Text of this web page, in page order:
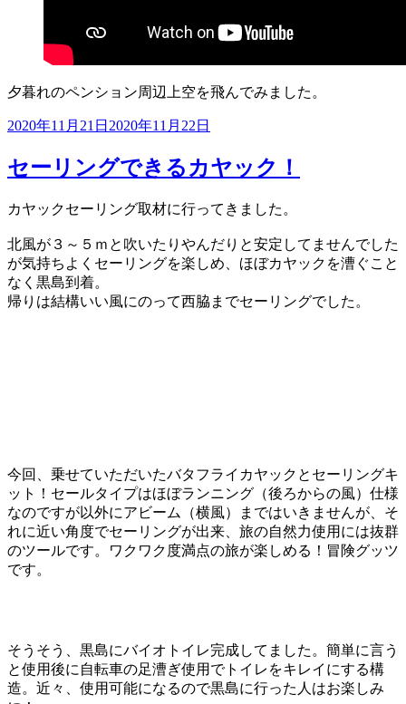
夕暮れのペンション周辺上空を飛んでみました。
投
日:
2020年11月21日 2020年11月22日
セーリングできるカヤック！
カヤックセーリング取材に行ってきました。
北風が３～５ｍと吹いたりやんだりと安定してませんでした
が気持ちよくセーリングを楽しめ、ほぼカヤックを漕ぐこと
なく黒島到着。
帰りは結構いい風にのって西脇までセーリングでした。
今回、乗せていただいたバタフライカヤックとセーリングキ
ット！セールタイプはほぼランニング（後ろからの風）仕様
なのですが以外にアビーム（横風）まではいきませんが、そ
れに近い角度でセーリングが出来、旅の自然力使用には抜群
のツールです。ワクワク度満点の旅が楽しめる！冒険グッツ
です。
そうそう、黒島にバイオトイレ完成してました。簡単に言う
と使用後に自転車の足漕ぎ使用でトイレをキレイにする構
造。近々、使用可能になるので黒島に行った人はお楽しみ